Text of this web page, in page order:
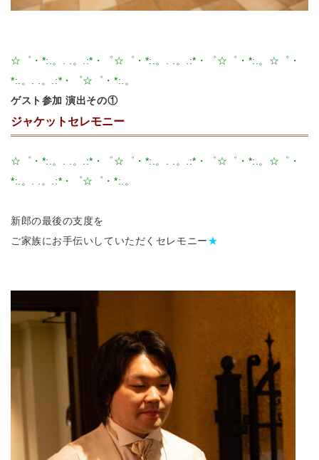
☆゜・*:.。. .。.:*・゜☆゜・*:.。. .。.:*・゜☆゜・*:.。☆゜・
*:.。. .。.:*・゜☆゜・*:.。
ゲスト参加 演出その①
ジャケットセレモニー
☆゜・*:.。. .。.:*・゜☆゜・*:.。. .。.:*・゜☆゜・*:.。☆゜・
*:.。. .。.:*・゜☆゜・*:.。
新郎の最後の支度を
ご家族にお手伝いしていただくセレモニー★